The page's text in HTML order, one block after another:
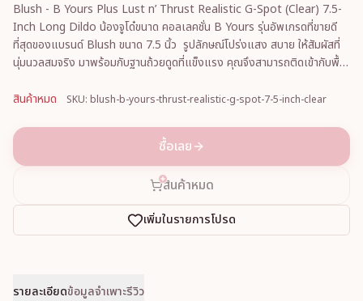
Blush - B Yours Plus Lust n’ Thrust Realistic G-Spot (Clear) 7.5-
Inch Long Dildo น้องจูโด๋ขนาด คอลเลคชั่น B Yours รุ่นอัพเกรดที่ขายดี
ที่สุดของแบรนด์ Blush ขนาด 7.5 นิ้ว รูปลักษณ์โปร่งแสง สบาย ให้สัมผัสที่
นุ่มนวลสมจริง มาพร้อมกับฐานถ้วยดูดที่แข็งแรง คุณจึงสามารถติดเข้ากับพื้น
สินค้าหมด
SKU: blush-b-yours-thrust-realistic-g-spot-7-5-inch-clear
ซื้อเลย
สินค้าหมด
เพิ่มในรายการโปรด
รายละเอียดข้อมูลจำเพาะรีวิว